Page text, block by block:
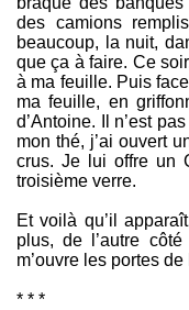
des camions
beaucoup, la nuit,
que ça à faire. Ce
à ma feuille. Puis
ma feuille, en
d’Antoine. Il n’est
mon thé, j’ai ouvert
crus. Je lui offre un
troisième verre.
Et voilà qu’il
plus, de l’autre
m’ouvre les portes
* * *